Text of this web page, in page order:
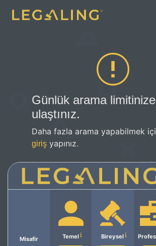
Günlük arama limitinize
ulaştınız.
Daha fazla arama yapabilmek
giriş yapınız.
Misafir Temel Bireysel